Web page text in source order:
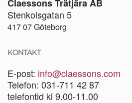
Claessons Trätjära AB
Stenkolsgatan 5
417 07 Göteborg
KONTAKT
E-post: info@claessons.com
Telefon: 031-711 42 87
telefontid kl 9.00-11.00